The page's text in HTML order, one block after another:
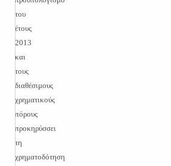
του
έτους
2013
και
τους
διαθέσιμους
χρηματικούς
πόρους
προκηρύσσει
τη
χρηματοδότηση